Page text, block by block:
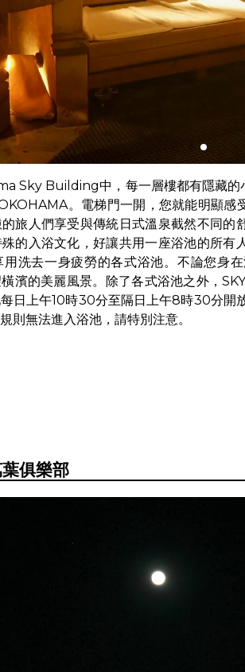
Sky Building中，每一層樓都有隱藏的
。電梯門一開，您就能明顯
旅人們享受與傳統日式溫泉截然不同的
的入浴文化，好讓共用一座浴池的所有
洗去一身疲勞的各式浴池。不論您身
濱的美麗風景。除了各式浴池之外，
日上午10時30分至隔日上午8時30分開
則無法進入浴池，請特別注意。
俱樂部